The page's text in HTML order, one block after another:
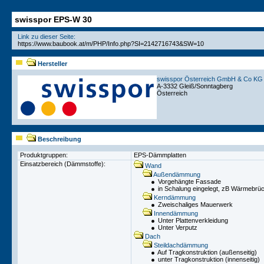
swisspor EPS-W 30
Link zu dieser Seite:
Hersteller
swisspor Österreich GmbH & Co KG
A-3332 Gleiß/Sonntagberg
Österreich
Beschreibung
Produktgruppen:
EPS-Dämmplatten
Einsatzbereich (Dämmstoffe):
Wand
Außendämmung
Vorgehängte Fassade
in Schalung eingelegt, zB
Kerndämmung
Zweischaliges Mauerwerk
Innendämmung
Unter Plattenverkleidung
Unter Verputz
Dach
Steildachdämmung
Auf Tragkonstruktion (außenseitig)
unter Tragkonstruktion (innenseitig)